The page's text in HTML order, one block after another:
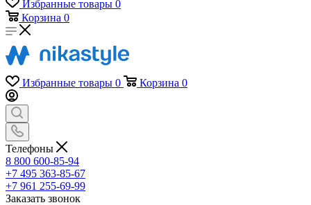
Избранные товары 0
Корзина 0
Избранные товары 0 Корзина 0
Телефоны
8 800 600-85-94
+7 495 363-85-67
+7 961 255-69-99
Заказать звонок